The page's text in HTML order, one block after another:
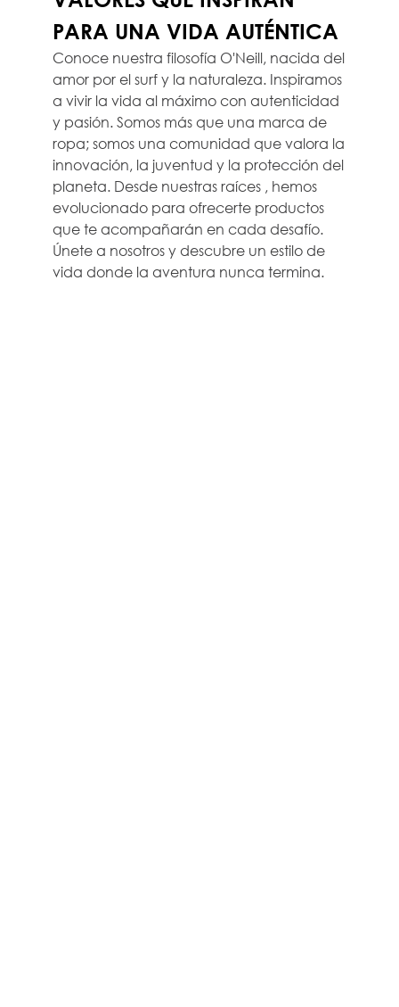
PARA UNA VIDA AUTÉNTICA
Conoce nuestra filosofía O'Neill, nacida del
amor por el surf y la naturaleza. Inspiramos
a vivir la vida al máximo con autenticidad
y pasión. Somos más que una marca de
ropa; somos una comunidad que valora la
innovación, la juventud y la protección del
planeta. Desde nuestras raíces , hemos
evolucionado para ofrecerte productos
que te acompañarán en cada desafío.
Únete a nosotros y descubre un estilo de
vida donde la aventura nunca termina.